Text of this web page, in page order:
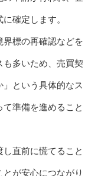
確定します。
標の再確認などを
多いため、売買契
という具体的なス
準備を進めること
直前に慌てること
が安心につながり